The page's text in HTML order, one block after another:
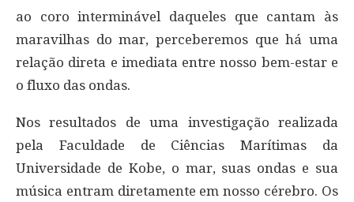
ao coro interminável daqueles que cantam às
maravilhas do mar, perceberemos que há uma
relação direta e imediata entre nosso bem-estar e
o fluxo das ondas.
Nos resultados de uma investigação realizada
pela Faculdade de Ciências Marítimas da
Universidade de Kobe, o mar, suas ondas e sua
música entram diretamente em nosso cérebro. Os